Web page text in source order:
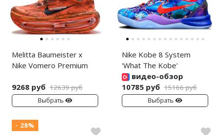
Melitta Baumeister x
Nike Vomero Premium
9268 руб 12639 руб
Выбрать
Nike Kobe 8 System
'What The Kobe'
видео-обзор
10785 руб 15166 руб
Выбрать
- 28%